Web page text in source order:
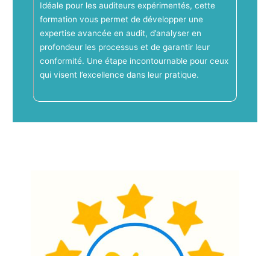
Idéale pour les auditeurs expérimentés, cette
formation vous permet de développer une
expertise avancée en audit, d’analyser en
profondeur les processus et de garantir leur
conformité. Une étape incontournable pour ceux
qui visent l’excellence dans leur pratique.